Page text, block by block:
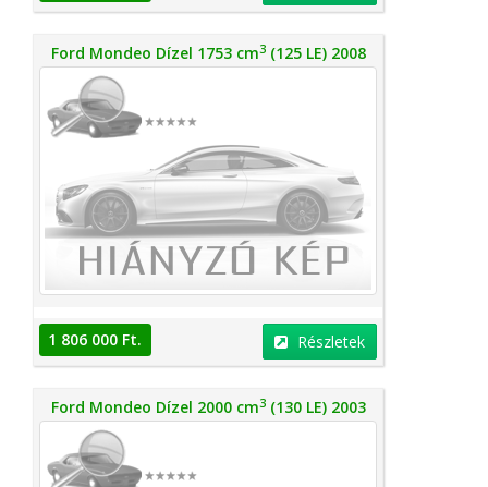
Ford Mondeo Dízel 1753 cm3(125 LE) 2008
1 806 000 Ft. Részletek
Ford Mondeo Dízel 2000 cm3(130 LE) 2003